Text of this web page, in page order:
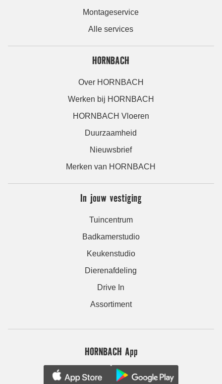
Montageservice
Alle services
HORNBACH
Over HORNBACH
Werken bij HORNBACH
HORNBACH Vloeren
Duurzaamheid
Nieuwsbrief
Merken van HORNBACH
In jouw vestiging
Tuincentrum
Badkamerstudio
Keukenstudio
Dierenafdeling
Drive In
Assortiment
HORNBACH App